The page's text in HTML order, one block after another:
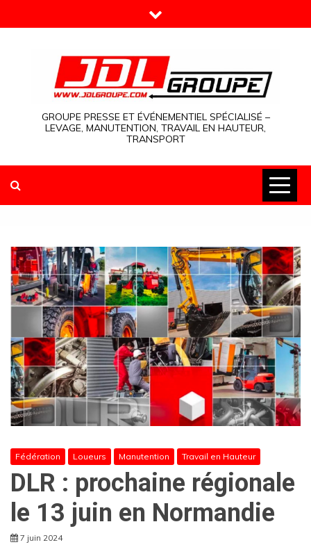
to
GROUPE PRESSE ET ÉVÉNEMENTIEL SPÉCIALISÉ –
LEVAGE, MANUTENTION, TRAVAIL EN HAUTEUR,
TRANSPORT
Fédération Loueurs Manutention Travail en Hauteur
DLR : prochaine régionale
le 13 juin en Normandie
7 juin 2024